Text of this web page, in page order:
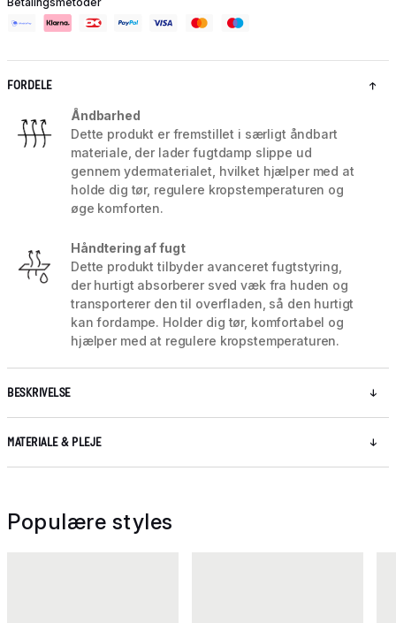
FORDELE
Åndbarhed
Dette produkt er fremstillet i særligt åndbart
materiale, der lader fugtdamp slippe ud
gennem ydermaterialet, hvilket hjælper med at
holde dig tør, regulere kropstemperaturen og
øge komforten.
Håndtering af fugt
Dette produkt tilbyder avanceret fugtstyring,
der hurtigt absorberer sved væk fra huden og
transporterer den til overfladen, så den hurtigt
kan fordampe. Holder dig tør, komfortabel og
hjælper med at regulere kropstemperaturen.
BESKRIVELSE
MATERIALE & PLEJE
Populære styles